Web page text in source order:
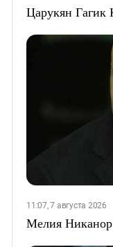
Царукян Гагик
11:07, 7 августа 2026
Мелия